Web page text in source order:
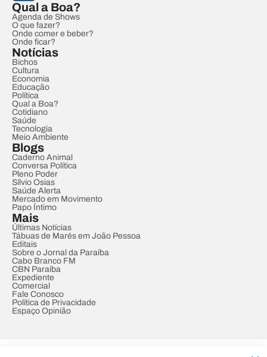
Qual a Boa?
Agenda de Shows
O que fazer?
Onde comer e beber?
Onde ficar?
Notícias
Bichos
Cultura
Economia
Educação
Política
Qual a Boa?
Cotidiano
Saúde
Tecnologia
Meio Ambiente
Blogs
Caderno Animal
Conversa Política
Pleno Poder
Sílvio Osias
Saúde Alerta
Mercado em Movimento
Papo Íntimo
Mais
Últimas Notícias
Tábuas de Marés em João Pessoa
Editais
Sobre o Jornal da Paraíba
Cabo Branco FM
CBN Paraíba
Expediente
Comercial
Fale Conosco
Política de Privacidade
Espaço Opinião